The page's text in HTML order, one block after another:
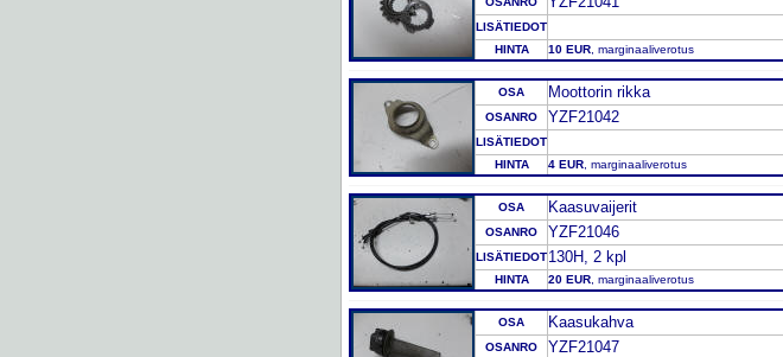
LISÄTIEDOT
HINTA
10 EUR , marginaaliverotus
OSA Moottorin rikka
OSANRO YZF21042
LISÄTIEDOT
HINTA
4 EUR , marginaaliverotus
OSA Kaasuvaijerit
OSANRO YZF21046
LISÄTIEDOT130H, 2 kpl
HINTA 20 EUR , marginaaliverotus
OSA Kaasukahva
OSANRO YZF21047